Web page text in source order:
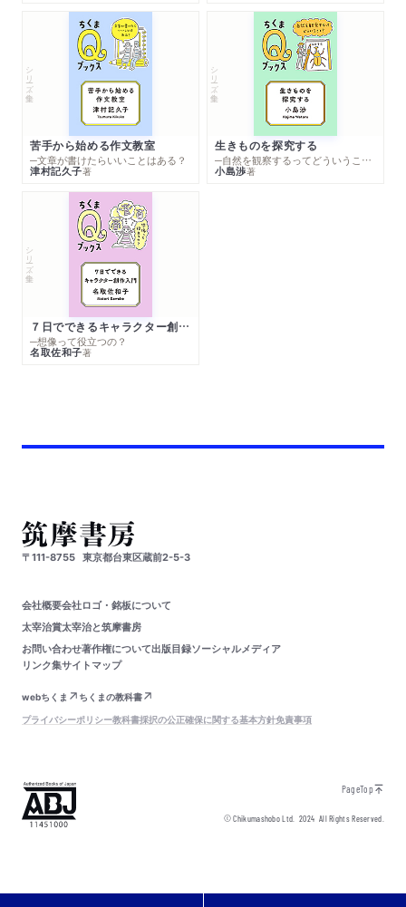
シリーズ・全集
苦手から始める作文教室
─文章が書けたらいいことはある？
津村記久子著
シリーズ・全集
生きものを探究する
─自然を観察するってどういうこと？
小島渉著
シリーズ・全集
７日でできるキャラクター創作入門
─想像って役立つの？
名取佐和子著
〒111-8755 東京都台東区蔵前2-5-3
会社概要会社ロゴ・銘板について
太宰治賞太宰治と筑摩書房
お問い合わせ著作権について出版目録ソーシャルメディア
リンク集サイトマップ
webちくま
ちくまの教科書
プライバシーポリシー教科書採択の公正確保に関する基本方針免責事項
PageTop
© Chikumashobo Ltd.2024 All Rights Reserved.